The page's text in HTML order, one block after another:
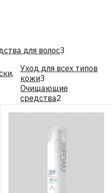
для волос3
Уход для всех типов
кожи3
Очищающие
средства2